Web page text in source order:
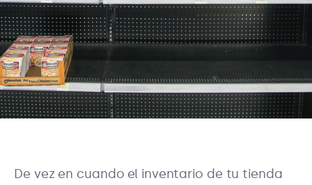
De vez en cuando el inventario de tu tienda